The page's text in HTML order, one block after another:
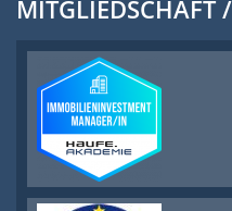
MITGLIEDSCHAFT